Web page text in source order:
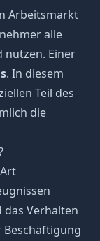
Arbeitsmarkt
alle
nutzen. Einer
. In diesem
Teil des
die
Verhalten
Beschäftigung